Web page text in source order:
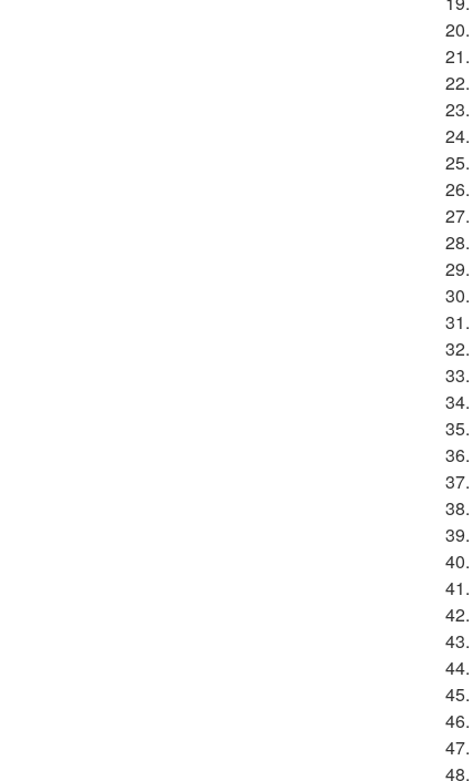
20.
21.
22.
23.
24.
25.
26.
27.
28.
29.
30.
31.
32.
33.
34.
35.
36.
37.
38.
39.
40.
41.
42.
43.
44.
45.
46.
47.
48.